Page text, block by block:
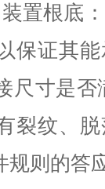
根底：
保证其
尺寸是
裂纹、
规则的答